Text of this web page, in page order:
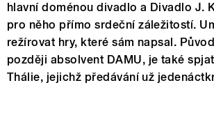
hlavní doménou divadlo a Divadlo J.
pro něho přímo srdeční záležitostí.
režírovat hry, které sám napsal.
později absolvent DAMU, je také
Thálie, jejichž předávání už